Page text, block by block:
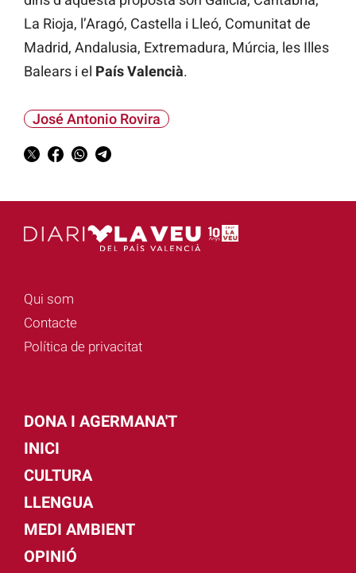
La Rioja, l’Aragó, Castella i Lleó, Comunitat de
Madrid, Andalusia, Extremadura, Múrcia, les Illes
Balears i el País Valencià.
José Antonio Rovira
Qui som
Contacte
Política de privacitat
DONA I AGERMANA'T
INICI
CULTURA
LLENGUA
MEDI AMBIENT
OPINIÓ